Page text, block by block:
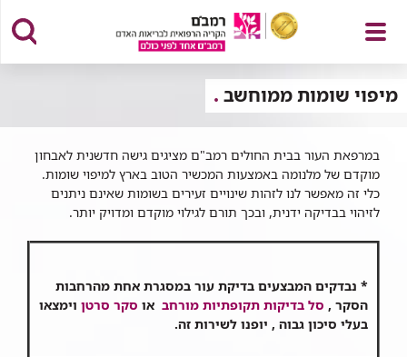
פתח
תפריט
מיפוי שומות ממוחשב
במרפאת העור בבית החולים רמב"ם מציגים גישה חדשנית לאבחון
מוקדם של מלנומה באמצעות המכשיר הטוב בארץ למיפוי שומות.
כלי זה מאפשר לנו לזהות שינויים זעירים בשומות שאינם ניתנים
לזיהוי בבדיקה ידנית, ובכך תורם לגילוי מוקדם ומדויק יותר.
* נבדקים המבצעים בדיקת עור במסגרת אחת מהרחבות
הסקר , סל בדיקות תקופתיות מורחב או סקר סרטן וימצאו
בעלי סיכון גבוה , יופנו לשירות זה.